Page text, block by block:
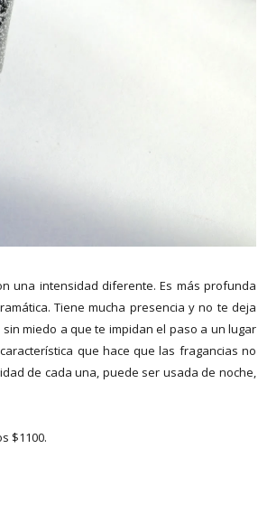
una intensidad diferente. Es más profunda
Tiene mucha presencia y no te deja
miedo a que te impidan el paso a un lugar
que hace que las fragancias no
de cada una, puede ser usada de noche,
$1100.